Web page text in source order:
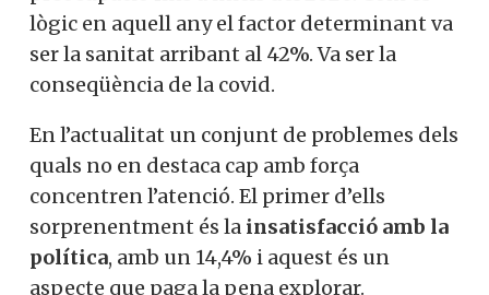
2020. Com és lògic en aquell any el factor
determinant va ser la sanitat arribant al
42%. Va ser la conseqüència de la covid.
En l’actualitat un conjunt de problemes
dels quals no en destaca cap amb força
concentren l’atenció. El primer d’ells
sorprenentment és la insatisfacció amb
la política, amb un 14,4% i aquest és un
aspecte que paga la pena explorar.